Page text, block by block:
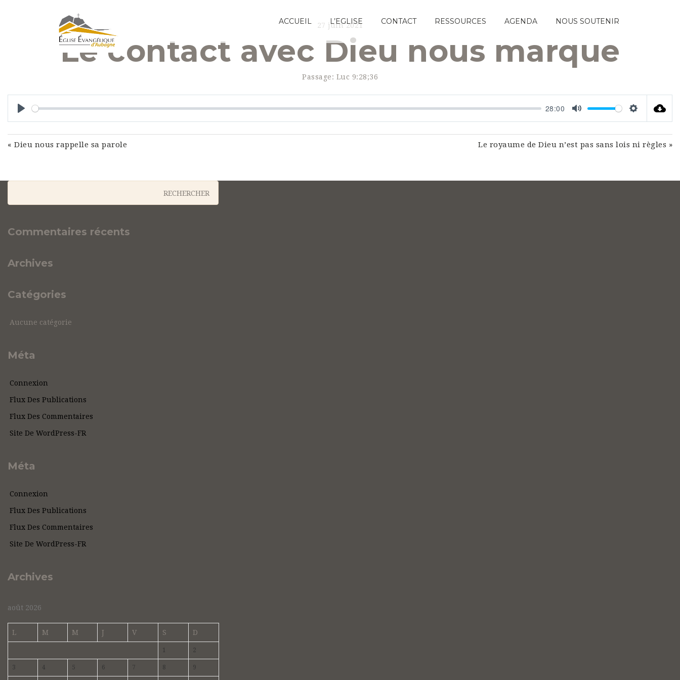
ACCUEIL L’EGLISE CONTACT RESSOURCES AGENDA NOUS SOUTENIR
27 juin 2021
Le contact avec Dieu nous marque
Passage: Luc 9:28;36
Play
28:00
Mute Settings
« Dieu nous rappelle sa parole Le royaume de Dieu n’est pas sans lois ni règles »
Commentaires récents
Archives
Catégories
Aucune catégorie
Méta
Connexion
Flux Des Publications
Flux Des Commentaires
Site De WordPress-FR
Méta
Connexion
Flux Des Publications
Flux Des Commentaires
Site De WordPress-FR
Archives
août 2026
L M M J V S D
1 2
3 4 5 6 7 8 9